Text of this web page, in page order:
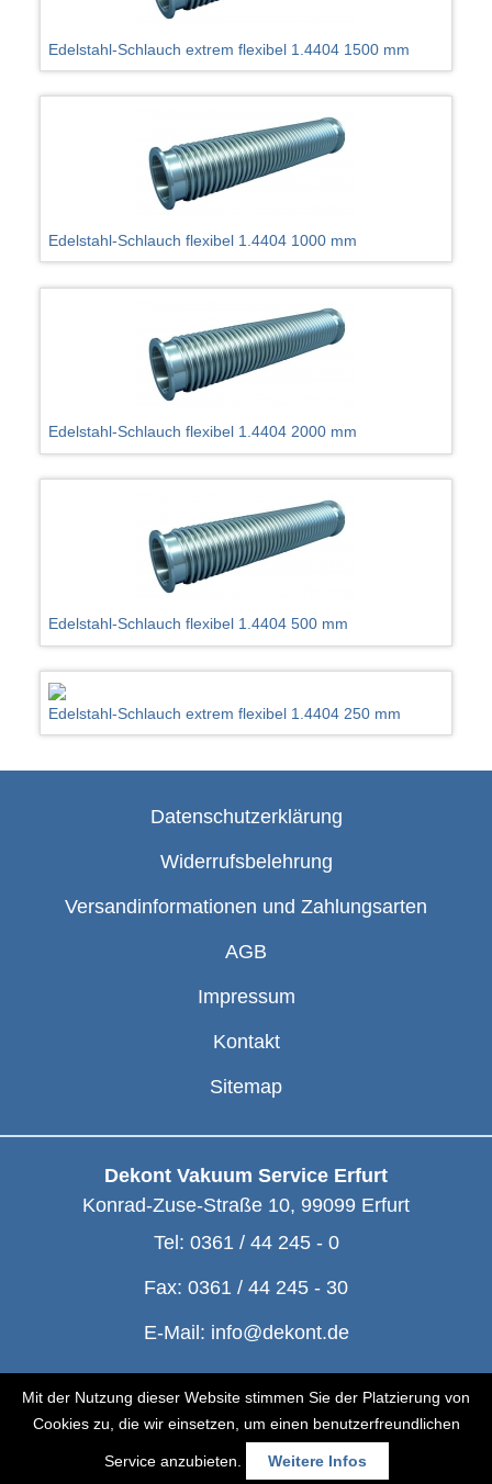
Mit der Nutzung dieser Website stimmen Sie der Platzierung von
Cookies zu, die wir einsetzen, um einen benutzerfreundlichen
Service anzubieten. Weitere Infos
Edelstahl-Schlauch extrem flexibel 1.4404 1500 mm
Edelstahl-Schlauch flexibel 1.4404 1000 mm
Edelstahl-Schlauch flexibel 1.4404 2000 mm
Edelstahl-Schlauch flexibel 1.4404 500 mm
Edelstahl-Schlauch extrem flexibel 1.4404 250 mm
Datenschutzerklärung
Widerrufsbelehrung
Versandinformationen und Zahlungsarten
AGB
Impressum
Kontakt
Sitemap
Dekont Vakuum Service Erfurt
Konrad-Zuse-Straße 10, 99099 Erfurt
Tel: 0361 / 44 245 - 0
Fax: 0361 / 44 245 - 30
E-Mail: info@dekont.de
© Dekont 1991 - 2026